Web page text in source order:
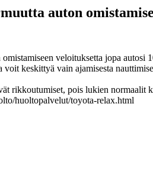
auton
veloituksetta jopa
keskittyä vain ajamisesta
rikkoutumiset, pois lukien normaalit
huoltopalvelut/toyota-relax.html